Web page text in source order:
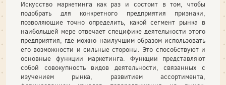
Искусство маркетинга как раз и состоит в том, чтобы
подобрать для конкретного предприятия признаки,
позволяющие точно определить, какой сегмент рынка в
наибольшей мере отвечает специфике деятельности этого
предприятия, где можно наилучшим образом использовать
его возможности и сильные стороны. Это способствуют и
основные функции маркетинга. Функции представляют
собой совокупность видов деятельности, связанных с
изучением рынка, развитием ассортимента,